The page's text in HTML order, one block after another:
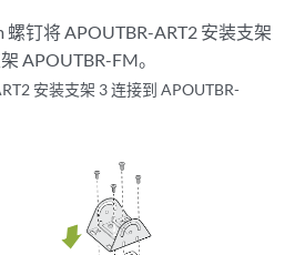
钉将 APOUTBR-ART2 安装支架
APOUTBR-FM。
安装支架 3 连接到 APOUTBR-